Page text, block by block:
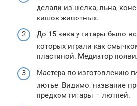
делали из шелка, льна,
кишок животных.
До 15 века у гитары было
которых играли как
пластиной. Медиатор
Мастера по изготовлению
лютье. Видимо, название
предком гитары – лютней.